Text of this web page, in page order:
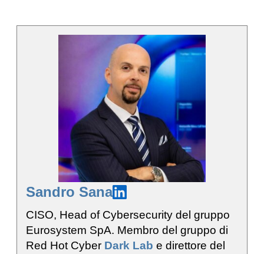
Sandro Sana
CISO, Head of Cybersecurity del gruppo
Eurosystem SpA. Membro del gruppo di
Red Hot Cyber Dark Lab e direttore del